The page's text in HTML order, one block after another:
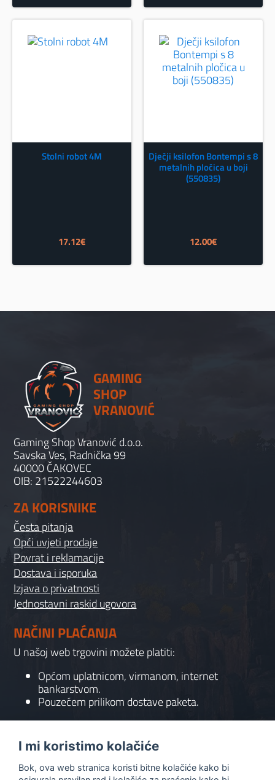
Stolni robot 4M
17.12€
Dječji ksilofon Bontempi s 8
metalnih pločica u boji
(550835)
12.00€
GAMING
SHOP
VRANOVIĆ
Gaming Shop Vranović d.o.o.
Savska Ves, Radnička 99
40000 ČAKOVEC
OIB: 21522244603
ZA KORISNIKE
Česta pitanja
Opći uvjeti prodaje
Povrat i reklamacije
Dostava i isporuka
Izjava o privatnosti
Jednostavni raskid ugovora
NAČINI PLAĆANJA
U našoj web trgovini možete platiti:
Općom uplatnicom, virmanom, internet
bankarstvom.
Pouzećem prilikom dostave paketa.
KONTAKT
info@gaming-shop-vranovic.hr
I mi koristimo kolačiće
Bok, ova web stranica koristi bitne kolačiće kako bi